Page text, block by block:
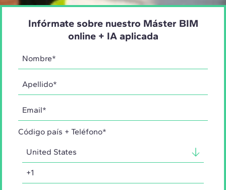
Infórmate sobre nuestro Máster BIM
online + IA aplicada
Código país + Teléfono*